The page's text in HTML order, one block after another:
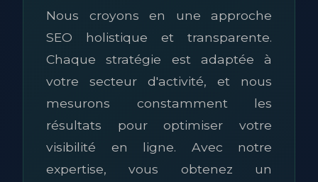
Nous croyons en une approche
SEO holistique et transparente.
Chaque stratégie est adaptée à
votre secteur d'activité, et nous
mesurons constamment les
résultats pour optimiser votre
visibilité en ligne. Avec notre
expertise, vous obtenez un